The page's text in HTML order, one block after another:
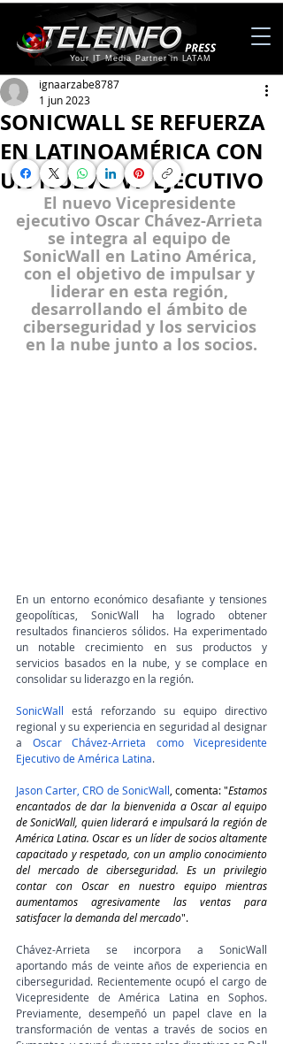
Your IT Media Partner in LATAM
SONICWALL SE REFUERZA
EN LATINOAMÉRICA CON
UN NUEVO VP EJECUTIVO
ignaarzabe8787
1 jun 2023
El nuevo Vicepresidente
ejecutivo Oscar Chávez-Arrieta
se integra al equipo de
SonicWall en Latino América,
con el objetivo de impulsar y
liderar en esta región,
desarrollando el ámbito de
ciberseguridad y los servicios
en la nube junto a los socios.
En un entorno económico desafiante y tensiones
geopolíticas, SonicWall ha logrado obtener
resultados financieros sólidos. Ha experimentado
un notable crecimiento en sus productos y
servicios basados en la nube, y se complace en
consolidar su liderazgo en la región.
SonicWall está reforzando su equipo directivo
regional y su experiencia en seguridad al designar
a Oscar Chávez-Arrieta como Vicepresidente
Ejecutivo de América Latina.
Jason Carter, CRO de SonicWall , comenta: "Estamos
encantados de dar la bienvenida a Oscar al equipo
de SonicWall, quien liderará e impulsará la región de
América Latina. Oscar es un líder de socios altamente
capacitado y respetado, con un amplio conocimiento
del mercado de ciberseguridad. Es un privilegio
contar con Oscar en nuestro equipo mientras
aumentamos agresivamente las ventas para
satisfacer la demanda del mercado".
Chávez-Arrieta se incorpora a SonicWall
aportando más de veinte años de experiencia en
ciberseguridad. Recientemente ocupó el cargo de
Vicepresidente de América Latina en Sophos.
Previamente, desempeñó un papel clave en la
transformación de ventas a través de socios en